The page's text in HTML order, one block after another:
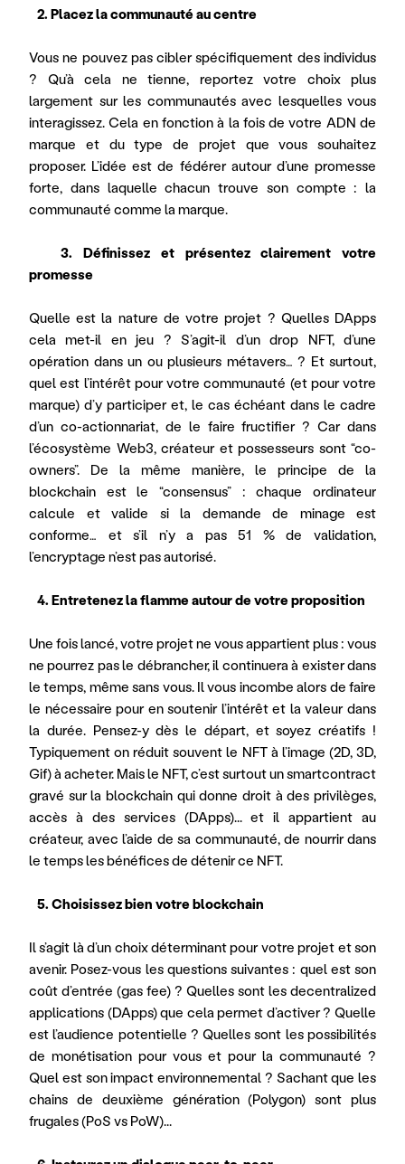
2. Placez la communauté au centre
Vous ne pouvez pas cibler spécifiquement des individus
? Qu’à cela ne tienne, reportez votre choix plus
largement sur les communautés avec lesquelles vous
interagissez. Cela en fonction à la fois de votre ADN de
marque et du type de projet que vous souhaitez
proposer. L’idée est de fédérer autour d’une promesse
forte, dans laquelle chacun trouve son compte : la
communauté comme la marque.
3. Définissez et présentez clairement votre
promesse
Quelle est la nature de votre projet ? Quelles DApps
cela met-il en jeu ? S’agit-il d’un drop NFT, d’une
opération dans un ou plusieurs métavers… ? Et surtout,
quel est l’intérêt pour votre communauté (et pour votre
marque) d’y participer et, le cas échéant dans le cadre
d’un co-actionnariat, de le faire fructifier ? Car dans
l’écosystème Web3, créateur et possesseurs sont “co-
owners”. De la même manière, le principe de la
blockchain est le “consensus” : chaque ordinateur
calcule et valide si la demande de minage est
conforme… et s’il n’y a pas 51 % de validation,
l’encryptage n’est pas autorisé.
4. Entretenez la flamme autour de votre proposition
Une fois lancé, votre projet ne vous appartient plus : vous
ne pourrez pas le débrancher, il continuera à exister dans
le temps, même sans vous. Il vous incombe alors de faire
le nécessaire pour en soutenir l’intérêt et la valeur dans
la durée. Pensez-y dès le départ, et soyez créatifs !
Typiquement on réduit souvent le NFT à l’image (2D, 3D,
Gif) à acheter. Mais le NFT, c’est surtout un smartcontract
gravé sur la blockchain qui donne droit à des privilèges,
accès à des services (DApps)... et il appartient au
créateur, avec l’aide de sa communauté, de nourrir dans
le temps les bénéfices de détenir ce NFT.
5. Choisissez bien votre blockchain
Il s’agit là d’un choix déterminant pour votre projet et son
avenir. Posez-vous les questions suivantes : quel est son
coût d’entrée (gas fee) ? Quelles sont les decentralized
applications (DApps) que cela permet d’activer ? Quelle
est l’audience potentielle ? Quelles sont les possibilités
de monétisation pour vous et pour la communauté ?
Quel est son impact environnemental ? Sachant que les
chains de deuxième génération (Polygon) sont plus
frugales (PoS vs PoW)...